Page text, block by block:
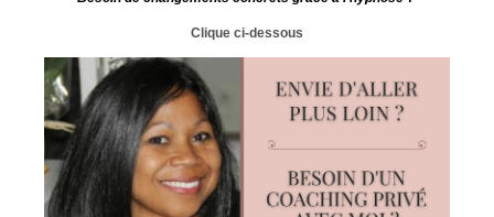
Clique ci-dessous